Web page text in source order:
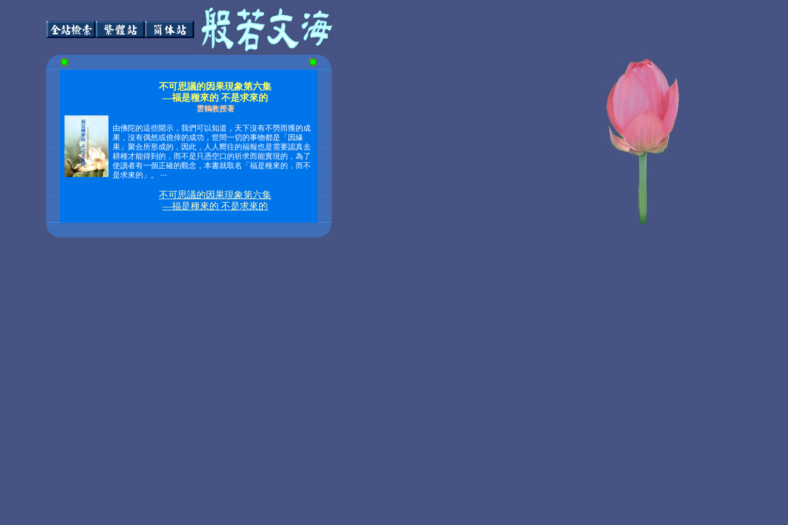
不可思議的因果現象第六集
—福是種來的 不是求來的
雲鶴教授著
由佛陀的這些開示，我們可以知道，天下沒有不勞而獲的成
果，沒有偶然或僥倖的成功，世間一切的事物都是「因緣
果」聚合所形成的，因此，人人嚮往的福報也是需要認真去
耕種才能得到的，而不是只憑空口的祈求而能實現的，為了
使讀者有一個正確的觀念，本書就取名「福是種來的，而不
是求來的」。 ‧‧‧
不可思議的因果現象第六集
—福是種來的 不是求來的